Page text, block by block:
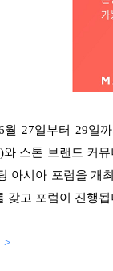
월 27일부터 29일
와 스톤 브랜드 커
아시아 포럼을 개
갖고 포럼이 진행
>